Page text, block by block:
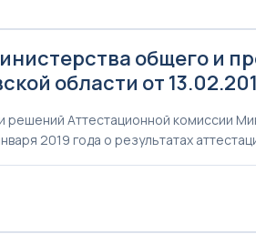
общего и
области от
решений Аттестационной комиссии
2019 года о результатах